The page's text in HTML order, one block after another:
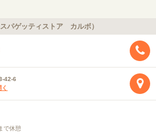
パゲッティストア カルボ）
42-6
で休憩